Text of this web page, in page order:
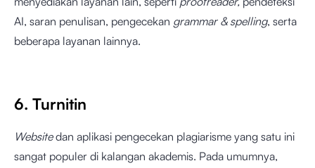
AI, saran penulisan, pengecekan grammar & spelling, serta
beberapa layanan lainnya.
6. Turnitin
Websitedan aplikasi pengecekan plagiarisme yang satu ini
sangat populer di kalangan akademis. Pada umumnya,